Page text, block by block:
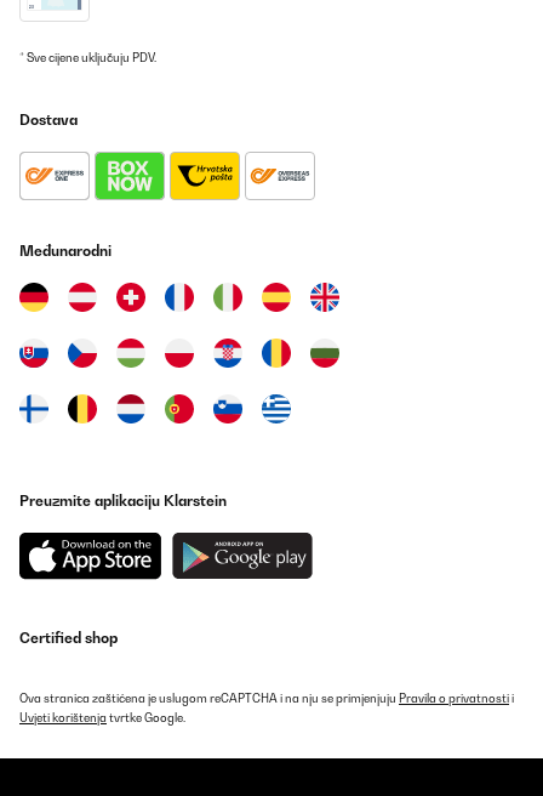
* Sve cijene uključuju PDV.
Dostava
Međunarodni
Preuzmite aplikaciju Klarstein
Certified shop
Ova stranica zaštićena je uslugom reCAPTCHA i na nju se primjenjuju Pravila o privatnostii
Uvjeti korištenja tvrtke Google.